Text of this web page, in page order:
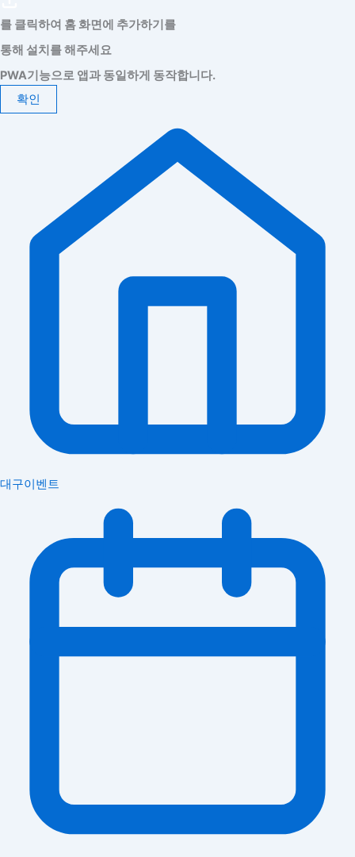
를 클릭하여 홈 화면에 추가하기를
통해 설치를 해주세요
PWA기능으로 앱과 동일하게 동작합니다.
확인
대구이벤트